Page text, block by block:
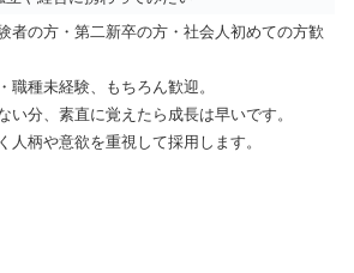
者の方・第二新卒の方・社会人初めての方歓
職種未経験、もちろん歓迎。
い分、素直に覚えたら成長は早いです。
人柄や意欲を重視して採用します。